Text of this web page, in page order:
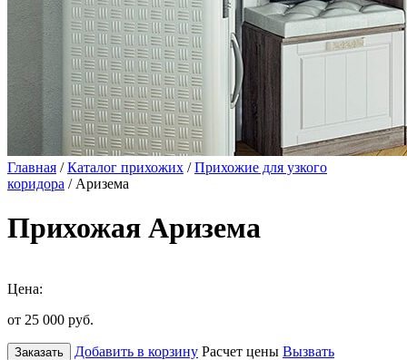
Главная /Каталог прихожих /Прихожие для узкого
коридора / Аризема
Прихожая Аризема
Цена:
от 25 000 руб.
Заказать Добавить в корзину Расчет цены Вызвать